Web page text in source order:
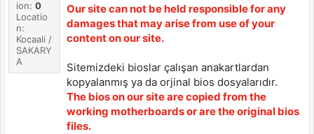
ion:0
Locatio
n:
Kocaali /
SAKARY
A
Our site can not be held responsible for any
damages that may arise from use of your
content on our site.
Sitemizdeki bioslar çalışan anakartlardan
kopyalanmış ya da orjinal bios dosyalarıdır.
The bios on our site are copied from the
working motherboards or are the original bios
files.